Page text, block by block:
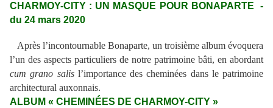
CHARMOY-CITY : UN MASQUE POUR BONAPARTE -
du 24 mars 2020
Après l’incontournable Bonaparte, un troisième album évoquera
l’un des aspects particuliers de notre patrimoine bâti, en abordant
cum grano salisl’importance des cheminées dans le patrimoine
architectural auxonnais.
ALBUM « CHEMINÉES DE CHARMOY-CITY »